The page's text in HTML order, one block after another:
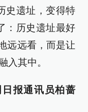
史遗址，变得特
：历史遗址最好
远远看，而是让
入其中。
日报通讯员柏蔷